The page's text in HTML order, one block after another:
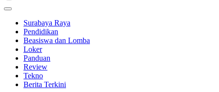
Surabaya Raya
Pendidikan
Beasiswa dan Lomba
Loker
Panduan
Review
Tekno
Berita Terkini